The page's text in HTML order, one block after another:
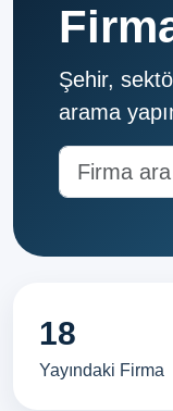
Şehir,
arama
18
Yayındaki Firma